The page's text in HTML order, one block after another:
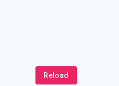
Reload